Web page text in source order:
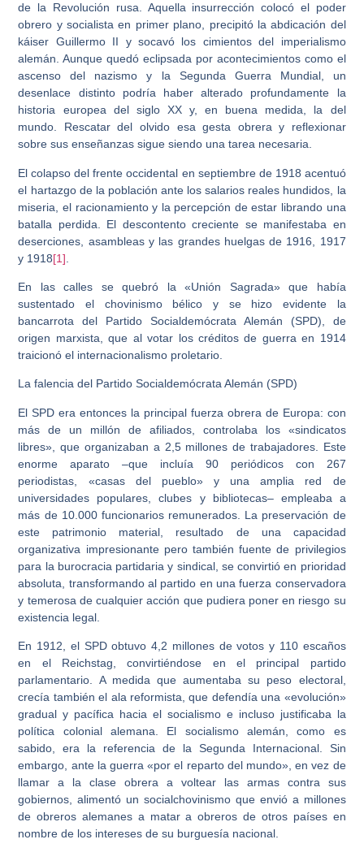
de la Revolución rusa. Aquella insurrección colocó el poder
obrero y socialista en primer plano, precipitó la abdicación del
káiser Guillermo II y socavó los cimientos del imperialismo
alemán. Aunque quedó eclipsada por acontecimientos como el
ascenso del nazismo y la Segunda Guerra Mundial, un
desenlace distinto podría haber alterado profundamente la
historia europea del siglo XX y, en buena medida, la del
mundo. Rescatar del olvido esa gesta obrera y reflexionar
sobre sus enseñanzas sigue siendo una tarea necesaria.
El colapso del frente occidental en septiembre de 1918 acentuó
el hartazgo de la población ante los salarios reales hundidos, la
miseria, el racionamiento y la percepción de estar librando una
batalla perdida. El descontento creciente se manifestaba en
deserciones, asambleas y las grandes huelgas de 1916, 1917
y 1918[1]
En las calles se quebró la «Unión Sagrada» que había
sustentado el chovinismo bélico y se hizo evidente la
bancarrota del Partido Socialdemócrata Alemán (SPD), de
origen marxista, que al votar los créditos de guerra en 1914
traicionó el internacionalismo proletario.
La falencia del Partido Socialdemócrata Alemán (SPD)
El SPD era entonces la principal fuerza obrera de Europa: con
más de un millón de afiliados, controlaba los «sindicatos
libres», que organizaban a 2,5 millones de trabajadores. Este
enorme aparato –que incluía 90 periódicos con 267
periodistas, «casas del pueblo» y una amplia red de
universidades populares, clubes y bibliotecas– empleaba a
más de 10.000 funcionarios remunerados. La preservación de
este patrimonio material, resultado de una capacidad
organizativa impresionante pero también fuente de privilegios
para la burocracia partidaria y sindical, se convirtió en prioridad
absoluta, transformando al partido en una fuerza conservadora
y temerosa de cualquier acción que pudiera poner en riesgo su
existencia legal.
En 1912, el SPD obtuvo 4,2 millones de votos y 110 escaños
en el Reichstag, convirtiéndose en el principal partido
parlamentario. A medida que aumentaba su peso electoral,
crecía también el ala reformista, que defendía una «evolución»
gradual y pacífica hacia el socialismo e incluso justificaba la
política colonial alemana. El socialismo alemán, como es
sabido, era la referencia de la Segunda Internacional. Sin
embargo, ante la guerra «por el reparto del mundo», en vez de
llamar a la clase obrera a voltear las armas contra sus
gobiernos, alimentó un socialchovinismo que envió a millones
de obreros alemanes a matar a obreros de otros países en
nombre de los intereses de su burguesía nacional.